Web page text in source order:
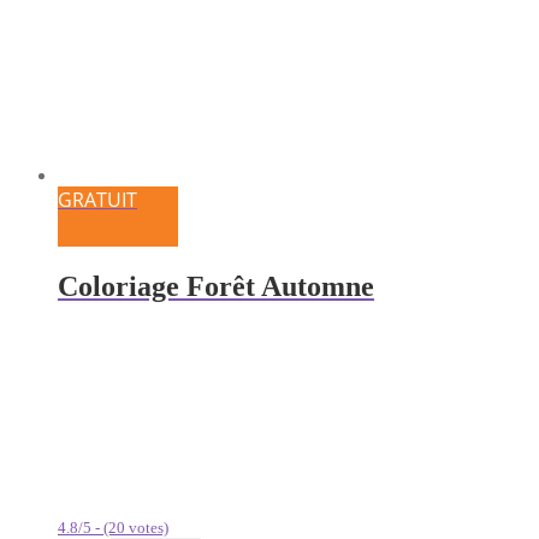
GRATUIT
Coloriage Forêt Automne
4.8/5 - (20 votes)